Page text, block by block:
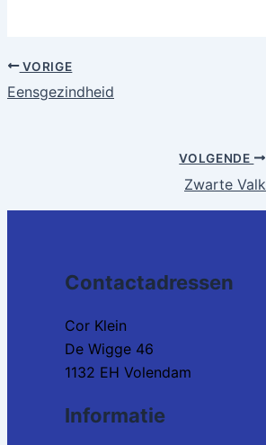
VORIGE
Eensgezindheid
VOLGENDE
Zwarte Valk
Contactadressen
Cor Klein
De Wigge 46
1132 EH Volendam
Informatie